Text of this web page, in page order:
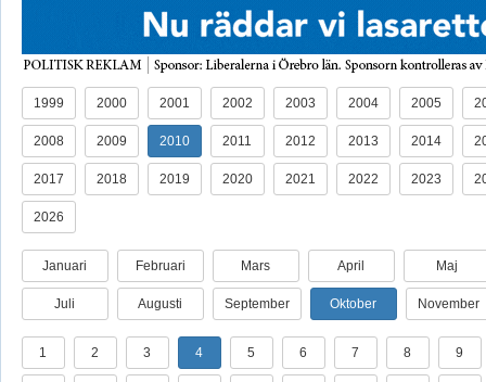
1999 2000 2001 2002 2003 2004 2005
2008 2009 2010 2011 2012 2013 2014
2017 2018 2019 2020 2021 2022 2023
2026
Januari Februari Mars April Maj
Juli Augusti September Oktober November
1 2 3 4 5 6 7 8 9